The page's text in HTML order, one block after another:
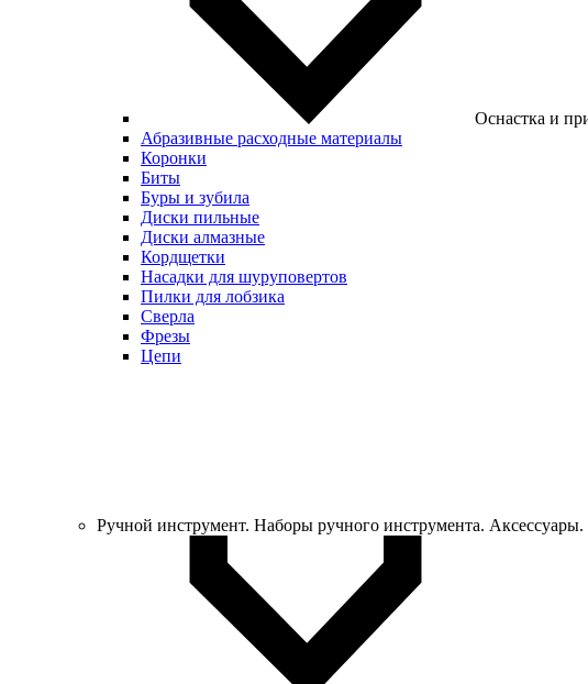
Оснастка и
Абразивные расходные материалы
Коронки
Биты
Буры и зубила
Диски пильные
Диски алмазные
Кордщетки
Насадки для шуруповертов
Пилки для лобзика
Сверла
Фрезы
Цепи
Ручной инструмент. Наборы ручного инструмента. Аксессуары.